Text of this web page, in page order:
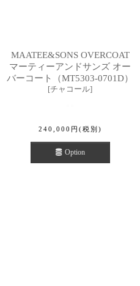
MAATEE&SONS OVERCOAT
マーティーアンドサンズ オー
バーコート（MT5303-0701D）
[チャコール]
240,000 円 (税別)
Option